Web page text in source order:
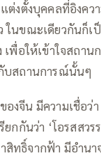
ต่งตั้งบุคคลที่อิงคว
ในขณะเดียวกันก็เ
เพื่อให้เข้าใจสถา
บสถานการณ์นั้นๆ
งจีน มีความเชื่อว่า
ยกกันว่า ‘โอรสสวร
ทธิ์จากฟ้า มีอำนา